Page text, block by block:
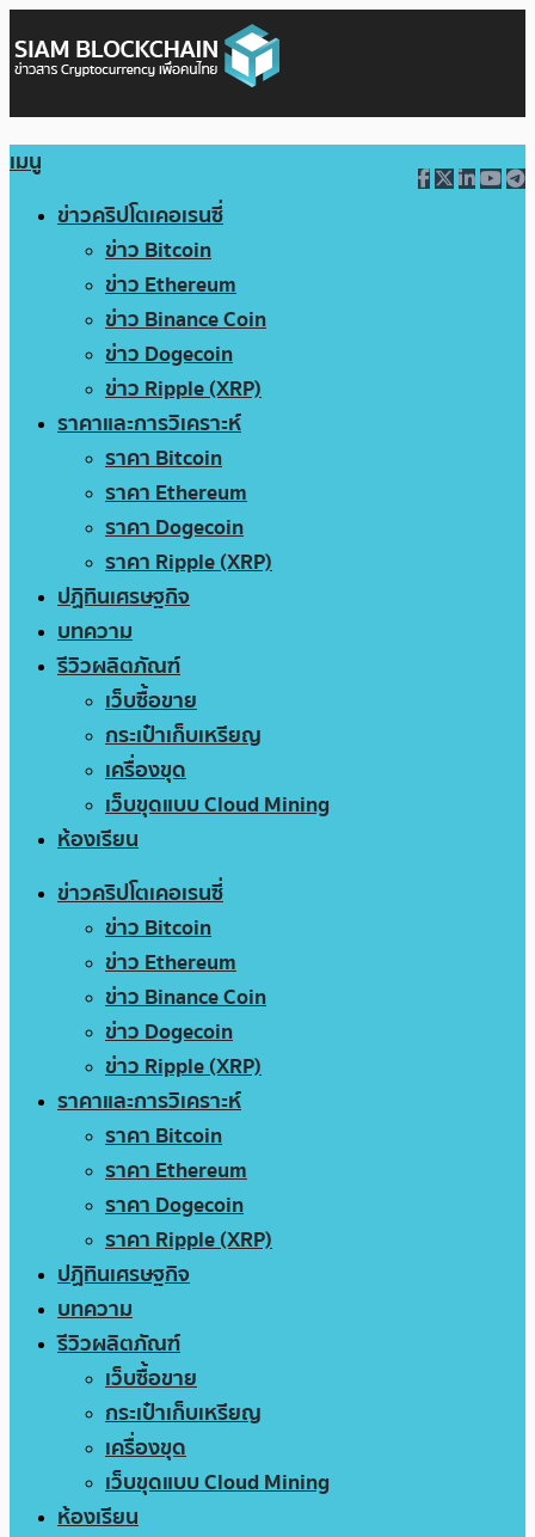
เมนู
ข่าวคริปโตเคอเรนซี่
ข่าว Bitcoin
ข่าว Ethereum
ข่าว Binance Coin
ข่าว Dogecoin
ข่าว Ripple (XRP)
ราคาและการวิเคราะห์
ราคา Bitcoin
ราคา Ethereum
ราคา Dogecoin
ราคา Ripple (XRP)
ปฏิทินเศรษฐกิจ
บทความ
รีวิวผลิตภัณฑ์
เว็บซื้อขาย
กระเป๋าเก็บเหรียญ
เครื่องขุด
เว็บขุดแบบ Cloud Mining
ห้องเรียน
ข่าวคริปโตเคอเรนซี่
ข่าว Bitcoin
ข่าว Ethereum
ข่าว Binance Coin
ข่าว Dogecoin
ข่าว Ripple (XRP)
ราคาและการวิเคราะห์
ราคา Bitcoin
ราคา Ethereum
ราคา Dogecoin
ราคา Ripple (XRP)
ปฏิทินเศรษฐกิจ
บทความ
รีวิวผลิตภัณฑ์
เว็บซื้อขาย
กระเป๋าเก็บเหรียญ
เครื่องขุด
เว็บขุดแบบ Cloud Mining
ห้องเรียน